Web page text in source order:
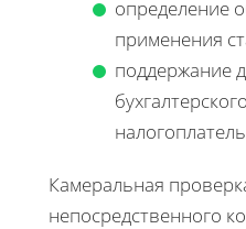
определение
применения
поддержание
Камеральная
непосредственного